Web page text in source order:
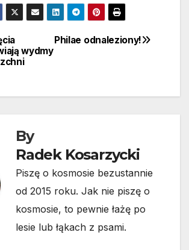
Philae odnaleziony!
wydmy
By
Radek Kosarzycki
Piszę o kosmosie bezustannie
od 2015 roku. Jak nie piszę o
kosmosie, to pewnie łażę po
lesie lub łąkach z psami.